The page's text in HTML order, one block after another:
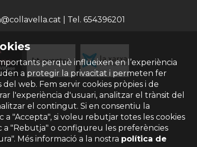
perquè influeixen en l’experiència
a protegir la privacitat i permeten fer
del web. Fem servir cookies pròpies i de
l'experiència d'usuari, analitzar el trànsit del
el contingut. Si en consentiu la
a "Accepta", si voleu rebutjar totes les cookies
a "Rebutja" o configureu les preferències
Més informació a la nostra política de
| Tel. 654396201